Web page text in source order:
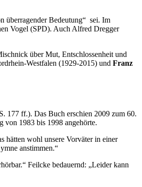
überragender Bedeutung“ sei. Im
Vogel (SPD). Auch Alfred Dregger
über Mut, Entschlossenheit und
Westfalen (1929-2015) und Franz
177 ff.). Das Buch erschien 2009 zum 60.
von 1983 bis 1998 angehörte.
hätten wohl unsere Vorväter in einer
anstimmen.“
Feilcke bedauernd: „Leider kann